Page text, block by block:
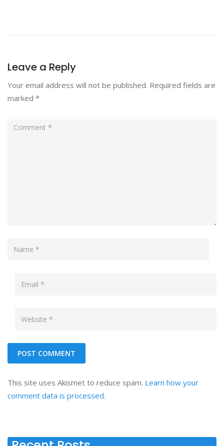
Leave a Reply
Your email address will not be published. Required fields are
marked *
This site uses Akismet to reduce spam. Learn how your
comment data is processed.